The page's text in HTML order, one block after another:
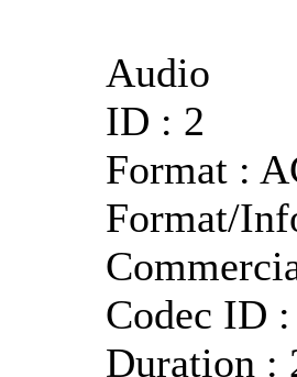
Audio
ID : 2
Format :
Format/
Codec ID
Duration :